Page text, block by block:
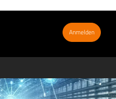
Anmelden